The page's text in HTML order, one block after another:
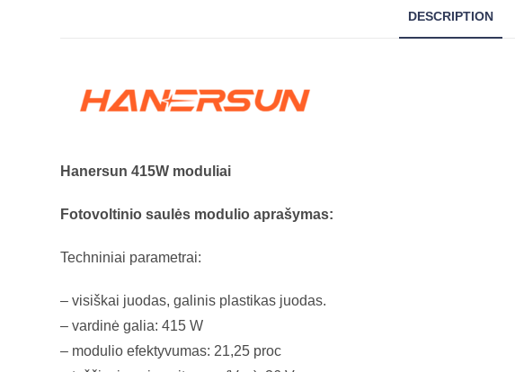
DESCRIPTION
Hanersun 415W moduliai
Fotovoltinio saulės modulio aprašymas:
Techniniai parametrai:
– visiškai juodas, galinis plastikas juodas.
– vardinė galia: 415 W
– modulio efektyvumas: 21,25 proc